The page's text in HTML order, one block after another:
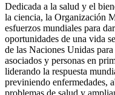
Dedicada a la salud y el
la ciencia, la Organización
esfuerzos mundiales para
oportunidades de una vida
de las Naciones Unidas
asociados y personas en
liderando la respuesta
previniendo enfermedades,
problemas de salud y